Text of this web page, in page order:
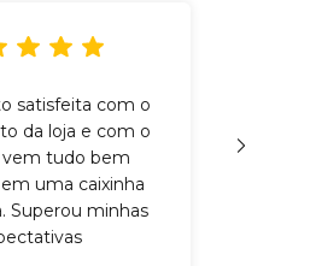
satisfeita com o
da loja e com o
tudo bem
uma caixinha
Superou minhas